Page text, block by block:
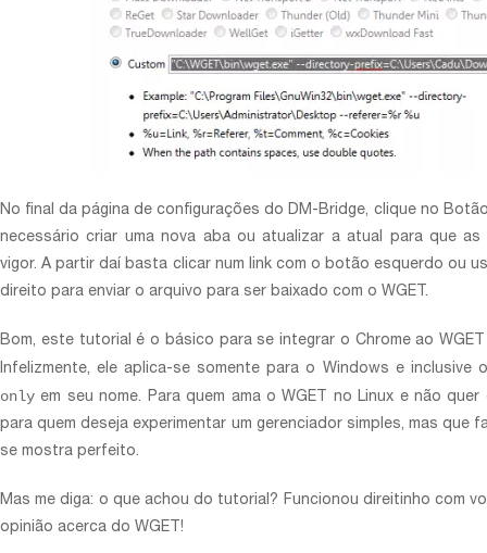
No final da página de configurações do DM-Bridge, clique no
necessário criar uma nova aba ou atualizar a atual para que as
vigor. A partir daí basta clicar num link com o botão esquerdo ou
direito para enviar o arquivo para ser baixado com o WGET.
Bom, este tutorial é o básico para se integrar o Chrome ao
Infelizmente, ele aplica-se somente para o Windows e inclusive
only em seu nome. Para quem ama o WGET no Linux e não
para quem deseja experimentar um gerenciador simples, mas
se mostra perfeito.
Mas me diga: o que achou do tutorial? Funcionou direitinho com
opinião acerca do WGET!